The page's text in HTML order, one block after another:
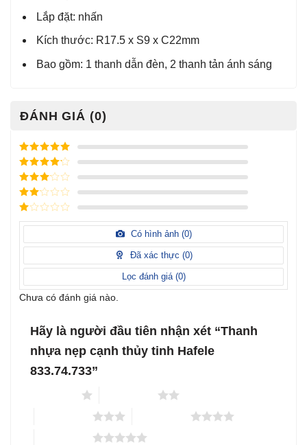
Lắp đặt: nhấn
Kích thước: R17.5 x S9 x C22mm
Bao gồm: 1 thanh dẫn đèn, 2 thanh tản ánh sáng
ĐÁNH GIÁ (0)
Được xếp
hạng
5
sao
Được xếp
hạng
sao
Được
xếp
hạng3
5 sao
Được
hạng
sao
Được
1
sao
Có hình ảnh (0)
Đã xác thực (0)
Lọc đánh giá (0)
Chưa có đánh giá nào.
Hãy là người đầu tiên nhận xét “Thanh
nhựa nẹp cạnh thủy tinh Hafele
833.74.733”